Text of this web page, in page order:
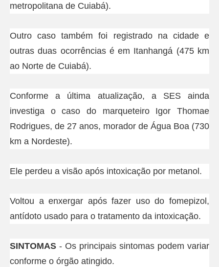
metropolitana de Cuiabá).
Outro caso também foi registrado na cidade e
outras duas ocorrências é em Itanhangá (475 km
ao Norte de Cuiabá).
Conforme a última atualização, a SES ainda
investiga o caso do marqueteiro Igor Thomae
Rodrigues, de 27 anos, morador de Água Boa (730
km a Nordeste).
Ele perdeu a visão após intoxicação por metanol.
Voltou a enxergar após fazer uso do fomepizol,
antídoto usado para o tratamento da intoxicação.
SINTOMAS - Os principais sintomas podem variar
conforme o órgão atingido.